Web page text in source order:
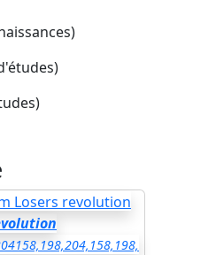
158,198,204,158,198,